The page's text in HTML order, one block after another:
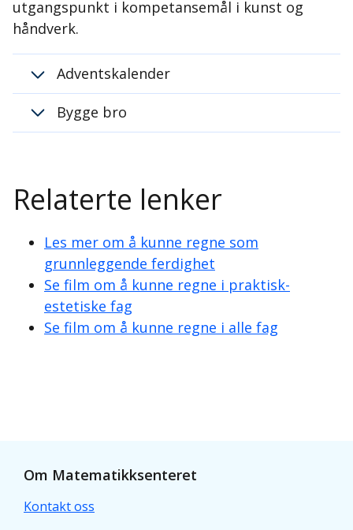
utgangspunkt i kompetansemål i kunst og
håndverk.
Adventskalender
Bygge bro
Relaterte lenker
Les mer om å kunne regne som
grunnleggende ferdighet
Se film om å kunne regne i praktisk-
estetiske fag
Se film om å kunne regne i alle fag
Om Matematikksenteret
Kontakt oss